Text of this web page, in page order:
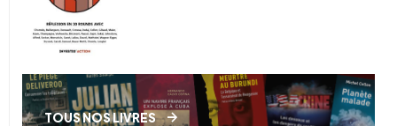
TOUS NOS LIVRES